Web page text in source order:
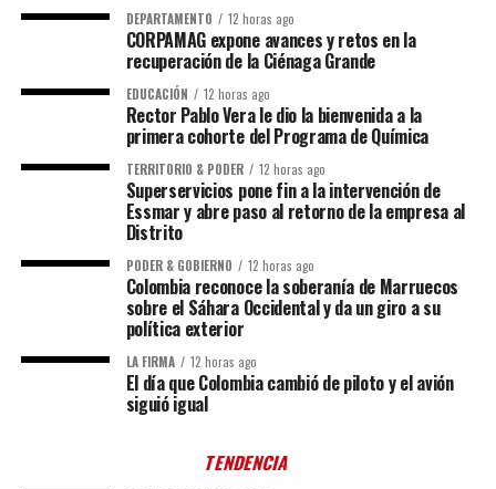
DEPARTAMENTO 12 horas ago
CORPAMAG expone avances y retos en la
recuperación de la Ciénaga Grande
EDUCACIÓN 12 horas ago
Rector Pablo Vera le dio la bienvenida a la
primera cohorte del Programa de Química
TERRITORIO & PODER 12 horas ago
Superservicios pone fin a la intervención de
Essmar y abre paso al retorno de la empresa al
Distrito
PODER & GOBIERNO 12 horas ago
Colombia reconoce la soberanía de Marruecos
sobre el Sáhara Occidental y da un giro a su
política exterior
LA FIRMA 12 horas ago
El día que Colombia cambió de piloto y el avión
siguió igual
TENDENCIA